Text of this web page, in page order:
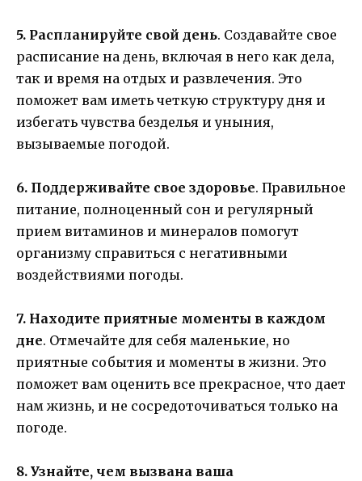
5. Распланируйте свой день. Создавайте свое
расписание на день, включая в него как дела,
так и время на отдых и развлечения. Это
поможет вам иметь четкую структуру дня и
избегать чувства безделья и уныния,
вызываемые погодой.
6. Поддерживайте свое здоровье. Правильное
питание, полноценный сон и регулярный
прием витаминов и минералов помогут
организму справиться с негативными
воздействиями погоды.
7. Находите приятные моменты в каждом
дне. Отмечайте для себя маленькие, но
приятные события и моменты в жизни. Это
поможет вам оценить все прекрасное, что дает
нам жизнь, и не сосредоточиваться только на
погоде.
8. Узнайте, чем вызвана ваша